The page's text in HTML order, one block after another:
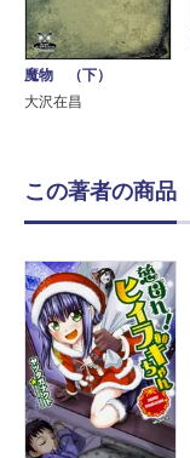
魔物 （下）
大沢在昌
この著者の商品